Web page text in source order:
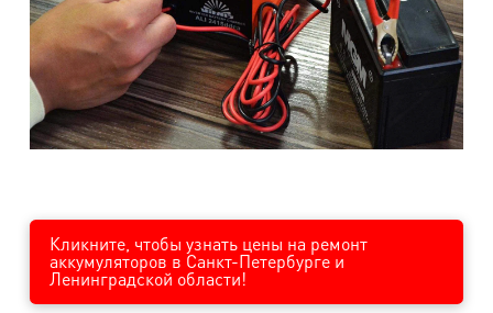
Кликните, чтобы узнать цены на ремонт
аккумуляторов в Санкт-Петербурге и
Ленинградской области!